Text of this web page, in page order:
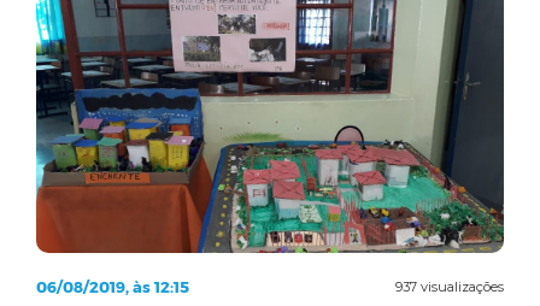
937 visualizações
06/08/2019, às 12:15